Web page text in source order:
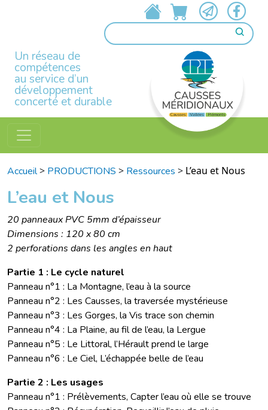
Un réseau de
compétences
au service d’un
développement
concerté et durable
Accueil> PRODUCTIONS > Ressources > L’eau et Nous
L’eau et Nous
20 panneaux PVC 5mm d’épaisseur
Dimensions : 120 x 80 cm
2 perforations dans les angles en haut
Partie 1 : Le cycle naturel
Panneau n°1 : La Montagne, l’eau à la source
Panneau n°2 : Les Causses, la traversée mystérieuse
Panneau n°3 : Les Gorges, la Vis trace son chemin
Panneau n°4 : La Plaine, au fil de l’eau, la Lergue
Panneau n°5 : Le Littoral, l’Hérault prend le large
Panneau n°6 : Le Ciel, L’échappée belle de l’eau
Partie 2 : Les usages
Panneau n°1 : Prélèvements, Capter l’eau où elle se trouve